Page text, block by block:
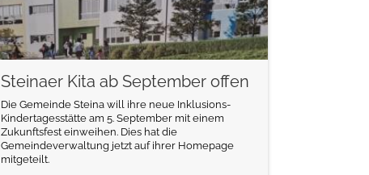
Steinaer Kita ab September offen
Die Gemeinde Steina will ihre neue Inklusions-
Kindertagesstätte am 5. September mit einem
Zukunftsfest einweihen. Dies hat die
Gemeindeverwaltung jetzt auf ihrer Homepage
mitgeteilt.